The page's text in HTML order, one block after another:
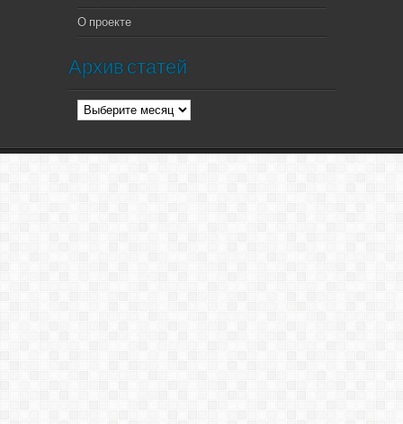
О проекте
Архив статей
Архив
статей